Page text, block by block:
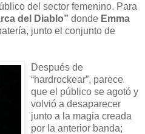
del sector femenino. Para
del Diablo” donde Emma
junto el conjunto de
Después de
“hardrockear”, parece
que el público se agotó y
volvió a desaparecer
junto a la magia creada
por la anterior banda;